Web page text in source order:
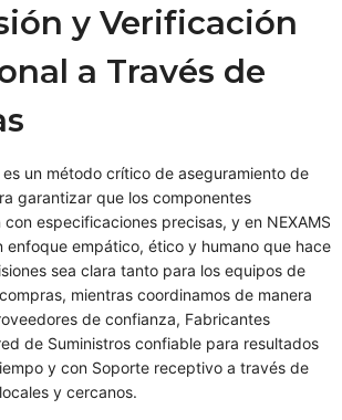
y Verificación
a Través de
un método crítico de aseguramiento de
garantizar que los componentes
especificaciones precisas, y en NEXAMS
enfoque empático, ético y humano que hace
sea clara tanto para los equipos de
mientras coordinamos de manera
de confianza, Fabricantes
de Suministros confiable para resultados
y con Soporte receptivo a través de
y cercanos.